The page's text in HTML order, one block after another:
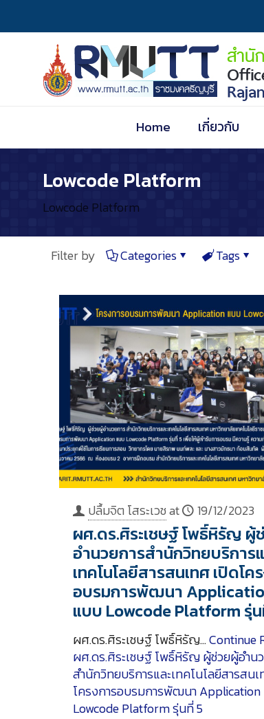
Home เกี่ยวกับ
Lowcode Platform
Lowcode Platform
Filter by Categories Tags
ปลื้มจิต โสระเวชat 19/12/2023
ผศ.ดร.ศิระเชษฐ์ โพธิ์หิรัญ ผู้
อำนวยการสำนักวิทยบริการ
เทคโนโลยีสารสนเทศ เปิดโค
อบรมการพัฒนา
แบบ Lowcode Platform รุ่
ผศ.ดร.ศิระเชษฐ์ โพธิ์หิรัญ…Continue
ผศ.ดร.ศิระเชษฐ์ โพธิ์หิรัญ ผู้ช่วยผู้อำน
สำนักวิทยบริการและเทคโนโลยีสารสน
โครงการอบรมการพัฒนา
Lowcode Platform รุ่นที่ 5